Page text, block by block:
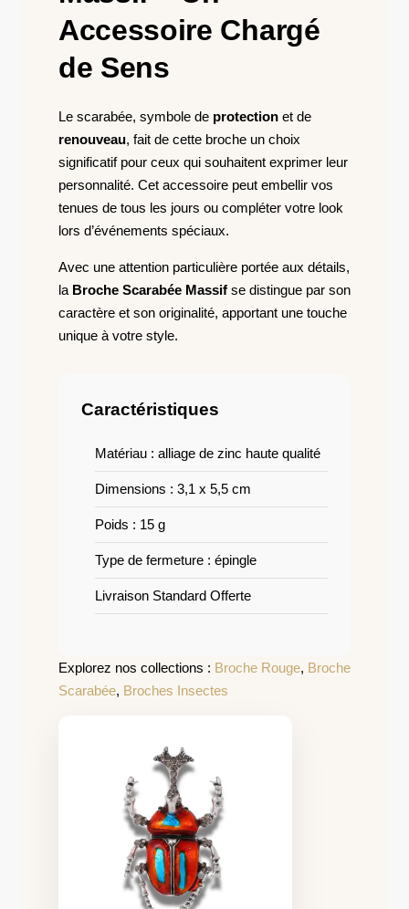
Accessoire Chargé
de Sens
Le scarabée, symbole de protection et de
renouveau, fait de cette broche un choix
significatif pour ceux qui souhaitent exprimer leur
personnalité. Cet accessoire peut embellir vos
tenues de tous les jours ou compléter votre look
lors d’événements spéciaux.
Avec une attention particulière portée aux détails,
la Broche Scarabée Massif se distingue par son
caractère et son originalité, apportant une touche
unique à votre style.
Caractéristiques
Matériau : alliage de zinc haute qualité
Dimensions : 3,1 x 5,5 cm
Poids : 15 g
Type de fermeture : épingle
Livraison Standard Offerte
Explorez nos collections : Broche Rouge, Broche
Scarabée, Broches Insectes